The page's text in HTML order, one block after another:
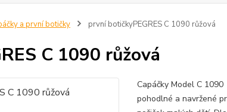
a první botičky první botičkyPEGRES C 1090 růžová
C 1090 růžová
Capáčky Model C
pohodlné a navržené